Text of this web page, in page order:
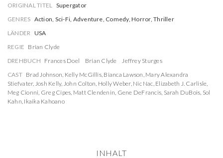
ORIGINAL TITEL Supergator
GENRES Action, Sci-Fi, Adventure, Comedy, Horror, Thriller
LÄNDER USA
REGIE Brian Clyde
DREHBUCH Frances Doel Brian Clyde
Jeffrey Sturges
CAST Brad Johnson, Kelly McGillis, Bianca Lawson, Mary Alexandra
Stiefvater, Josh Kelly, John Colton, Holly Weber, Nic Nac, Elizabeth J. Carlisle,
Meg Cionni, Greg Cipes, Matt Clendenin, Gene DeFrancis, Sarah DuBois, Sol
Kahn, Ikaika Kahoano
INHALT